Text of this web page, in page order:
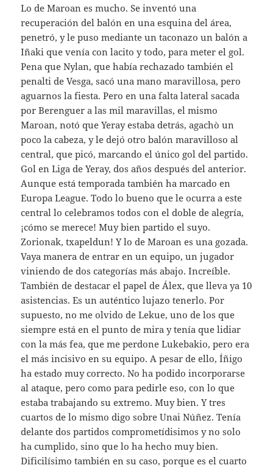
Lo de Maroan es mucho. Se inventó una
recuperación del balón en una esquina del área,
penetró, y le puso mediante un taconazo un balón a
Iñaki que venía con lacito y todo, para meter el gol.
Pena que Nylan, que había rechazado también el
penalti de Vesga, sacó una mano maravillosa, pero
aguarnos la fiesta. Pero en una falta lateral sacada
por Berenguer a las mil maravillas, el mismo
Maroan, notó que Yeray estaba detrás, agachò un
poco la cabeza, y le dejó otro balón maravilloso al
central, que picó, marcando el único gol del partido.
Gol en Liga de Yeray, dos años después del anterior.
Aunque está temporada también ha marcado en
Europa League. Todo lo bueno que le ocurra a este
central lo celebramos todos con el doble de alegría,
¡cómo se merece! Muy bien partido el suyo.
Zorionak, txapeldun! Y lo de Maroan es una gozada.
Vaya manera de entrar en un equipo, un jugador
viniendo de dos categorías más abajo. Increíble.
También de destacar el papel de Álex, que lleva ya 10
asistencias. Es un auténtico lujazo tenerlo. Por
supuesto, no me olvido de Lekue, uno de los que
siempre está en el punto de mira y tenía que lidiar
con la más fea, que me perdone Lukebakio, pero era
el más incisivo en su equipo. A pesar de ello, Íñigo
ha estado muy correcto. No ha podido incorporarse
al ataque, pero como para pedirle eso, con lo que
estaba trabajando su extremo. Muy bien. Y tres
cuartos de lo mismo digo sobre Unai Núñez. Tenía
delante dos partidos comprometídisimos y no solo
ha cumplido, sino que lo ha hecho muy bien.
Dificilísimo también en su caso, porque es el cuarto